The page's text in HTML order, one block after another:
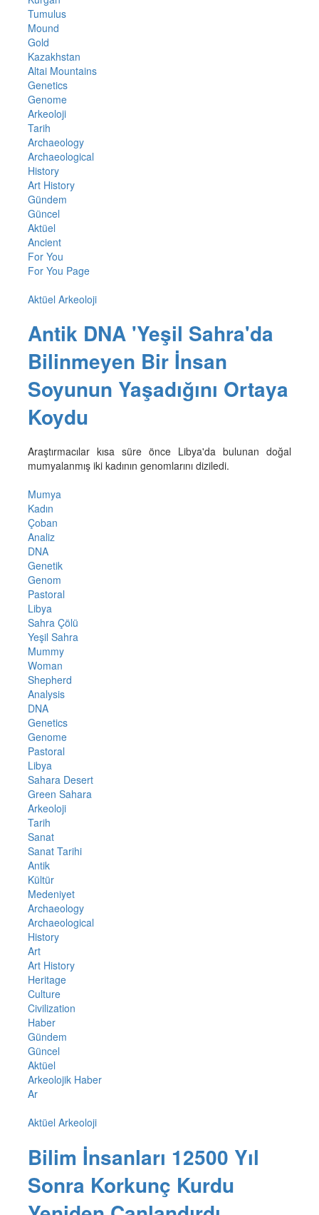
Tumulus
Mound
Gold
Kazakhstan
Altai Mountains
Genetics
Genome
Arkeoloji
Tarih
Archaeology
Archaeological
History
Art History
Gündem
Güncel
Aktüel
Ancient
For You
For You Page
Aktüel Arkeoloji
Antik DNA 'Yeşil Sahra'da
Bilinmeyen Bir İnsan
Soyunun Yaşadığını Ortaya
Koydu
Araştırmacılar kısa süre önce Libya'da bulunan doğal
mumyalanmış iki kadının genomlarını diziledi.
Mumya
Kadın
Çoban
Analiz
DNA
Genetik
Genom
Pastoral
Libya
Sahra Çölü
Yeşil Sahra
Mummy
Woman
Shepherd
Analysis
DNA
Genetics
Genome
Pastoral
Libya
Sahara Desert
Green Sahara
Arkeoloji
Tarih
Sanat
Sanat Tarihi
Antik
Kültür
Medeniyet
Archaeology
Archaeological
History
Art
Art History
Heritage
Culture
Civilization
Haber
Gündem
Güncel
Aktüel
Arkeolojik Haber
Ar
Aktüel Arkeoloji
Bilim İnsanları 12500 Yıl
Sonra Korkunç Kurdu